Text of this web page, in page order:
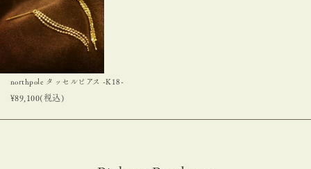
northpole タッセルピアス -K18-
¥89,100(税込)